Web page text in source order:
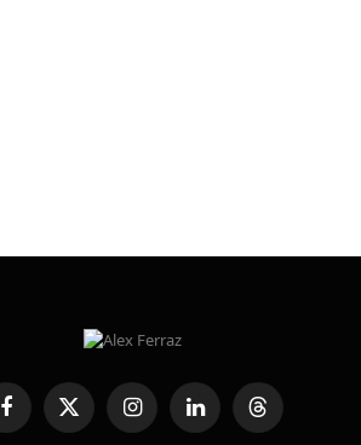
FacebookX
(Twitter)
InstagramLinkedInThreads